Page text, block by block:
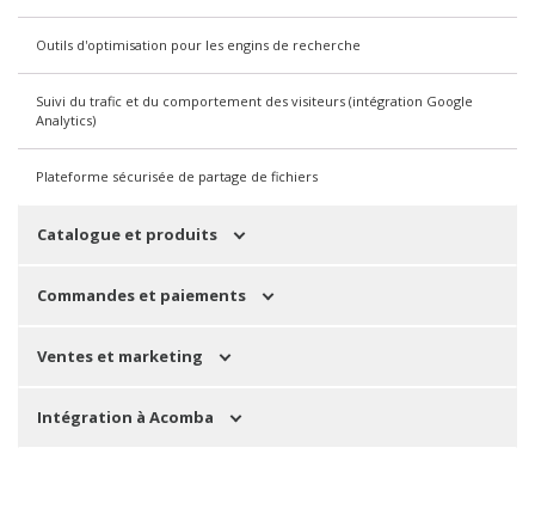
Outils d'optimisation pour les engins de recherche
Suivi du trafic et du comportement des visiteurs (intégration Google
Analytics)
Plateforme sécurisée de partage de fichiers
Catalogue et produits
Commandes et paiements
Ventes et marketing
Intégration à Acomba